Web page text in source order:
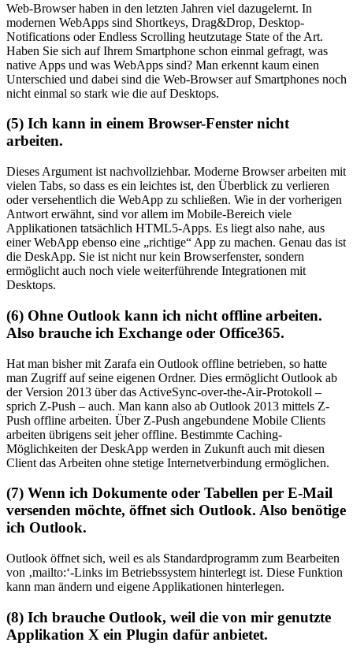
Web-Browser haben in den letzten Jahren viel dazugelernt. In
modernen WebApps sind Shortkeys, Drag&Drop, Desktop-
Notifications oder Endless Scrolling heutzutage State of the Art.
Haben Sie sich auf Ihrem Smartphone schon einmal gefragt, was
native Apps und was WebApps sind? Man erkennt kaum einen
Unterschied und dabei sind die Web-Browser auf Smartphones noch
nicht einmal so stark wie die auf Desktops.
(5) Ich kann in einem Browser-Fenster nicht
arbeiten.
Dieses Argument ist nachvollziehbar. Moderne Browser arbeiten mit
vielen Tabs, so dass es ein leichtes ist, den Überblick zu verlieren
oder versehentlich die WebApp zu schließen. Wie in der vorherigen
Antwort erwähnt, sind vor allem im Mobile-Bereich viele
Applikationen tatsächlich HTML5-Apps. Es liegt also nahe, aus
einer WebApp ebenso eine „richtige“ App zu machen. Genau das ist
die DeskApp. Sie ist nicht nur kein Browserfenster, sondern
ermöglicht auch noch viele weiterführende Integrationen mit
Desktops.
(6) Ohne Outlook kann ich nicht offline arbeiten.
Also brauche ich Exchange oder Office365.
Hat man bisher mit Zarafa ein Outlook offline betrieben, so hatte
man Zugriff auf seine eigenen Ordner. Dies ermöglicht Outlook ab
der Version 2013 über das ActiveSync-over-the-Air-Protokoll –
sprich Z-Push – auch. Man kann also ab Outlook 2013 mittels Z-
Push offline arbeiten. Über Z-Push angebundene Mobile Clients
arbeiten übrigens seit jeher offline. Bestimmte Caching-
Möglichkeiten der DeskApp werden in Zukunft auch mit diesen
Client das Arbeiten ohne stetige Internetverbindung ermöglichen.
(7) Wenn ich Dokumente oder Tabellen per E-Mail
versenden möchte, öffnet sich Outlook. Also benötige
ich Outlook.
Outlook öffnet sich, weil es als Standardprogramm zum Bearbeiten
von ‚mailto:‘-Links im Betriebssystem hinterlegt ist. Diese Funktion
kann man ändern und eigene Applikationen hinterlegen.
(8) Ich brauche Outlook, weil die von mir genutzte
Applikation X ein Plugin dafür anbietet.